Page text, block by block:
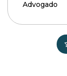
Advogado